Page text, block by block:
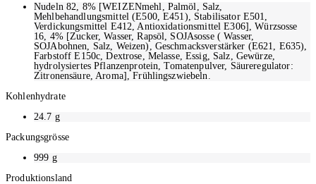
Nudeln 82, 8% [WEIZENmehl, Palmöl, Salz,
Mehlbehandlungsmittel (E500, E451), Stabilisator E501,
Verdickungsmittel E412, Antioxidationsmittel E306], Würzsosse
16, 4% [Zucker, Wasser, Rapsöl, SOJAsosse ( Wasser,
SOJAbohnen, Salz, Weizen), Geschmacksverstärker (E621, E635),
Farbstoff E150c, Dextrose, Melasse, Essig, Salz, Gewürze,
hydrolysiertes Pflanzenprotein, Tomatenpulver, Säureregulator:
Zitronensäure, Aroma], Frühlingszwiebeln.
Kohlenhydrate
24.7 g
Packungsgrösse
999 g
Produktionsland